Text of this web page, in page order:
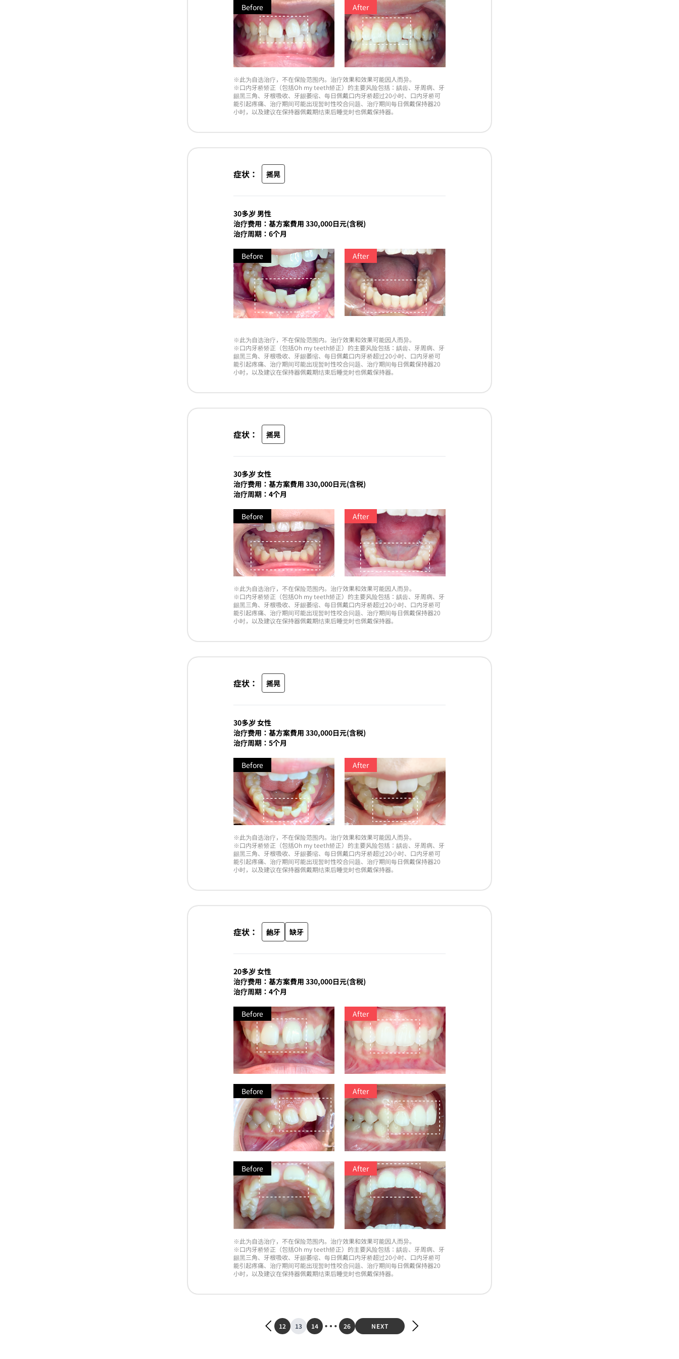
Before After
※此为自选治疗，不在保险范围内。治疗效果和效果可能因人而异。
※口内牙桥矫正（包括Oh my teeth矫正）的主要风险包括：龋齿、牙周病、牙
龈黑三角、牙根吸收、牙龈萎缩、每日佩戴口内牙桥超过20小时、口内牙桥可
能引起疼痛、治疗期间可能出现暂时性咬合问题、治疗期间每日佩戴保持器20
小时，以及建议在保持器佩戴期结束后睡觉时也佩戴保持器。
症状： 摇晃
30多岁 男性
治疗费用：基方案費用 330,000日元(含税)
治疗周期：6个月
Before After
※此为自选治疗，不在保险范围内。治疗效果和效果可能因人而异。
※口内牙桥矫正（包括Oh my teeth矫正）的主要风险包括：龋齿、牙周病、牙
龈黑三角、牙根吸收、牙龈萎缩、每日佩戴口内牙桥超过20小时、口内牙桥可
能引起疼痛、治疗期间可能出现暂时性咬合问题、治疗期间每日佩戴保持器20
小时，以及建议在保持器佩戴期结束后睡觉时也佩戴保持器。
症状： 摇晃
30多岁 女性
治疗费用：基方案費用 330,000日元(含税)
治疗周期：4个月
Before After
※此为自选治疗，不在保险范围内。治疗效果和效果可能因人而异。
※口内牙桥矫正（包括Oh my teeth矫正）的主要风险包括：龋齿、牙周病、牙
龈黑三角、牙根吸收、牙龈萎缩、每日佩戴口内牙桥超过20小时、口内牙桥可
能引起疼痛、治疗期间可能出现暂时性咬合问题、治疗期间每日佩戴保持器20
小时，以及建议在保持器佩戴期结束后睡觉时也佩戴保持器。
症状： 摇晃
30多岁 女性
治疗费用：基方案費用 330,000日元(含税)
治疗周期：5个月
Before After
※此为自选治疗，不在保险范围内。治疗效果和效果可能因人而异。
※口内牙桥矫正（包括Oh my teeth矫正）的主要风险包括：龋齿、牙周病、牙
龈黑三角、牙根吸收、牙龈萎缩、每日佩戴口内牙桥超过20小时、口内牙桥可
能引起疼痛、治疗期间可能出现暂时性咬合问题、治疗期间每日佩戴保持器20
小时，以及建议在保持器佩戴期结束后睡觉时也佩戴保持器。
症状： 龅牙 缺牙
20多岁 女性
治疗费用：基方案費用 330,000日元(含税)
治疗周期：4个月
Before After
Before After
Before After
※此为自选治疗，不在保险范围内。治疗效果和效果可能因人而异。
※口内牙桥矫正（包括Oh my teeth矫正）的主要风险包括：龋齿、牙周病、牙
龈黑三角、牙根吸收、牙龈萎缩、每日佩戴口内牙桥超过20小时、口内牙桥可
能引起疼痛、治疗期间可能出现暂时性咬合问题、治疗期间每日佩戴保持器20
小时，以及建议在保持器佩戴期结束后睡觉时也佩戴保持器。
12 13 14 26 NEXT